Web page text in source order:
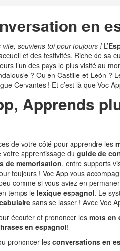
en
vite, souviens-toi pour toujours ! L’
et des festivités. Riche de sa
l’un des pays le plus visité au
? Ou en Castille-et-León ?
Cervantes ! Et c’est là que Voc
Apprends
de votre côté pour apprendre les
votre apprentissage du guide de
de mémorisation, entre supports
toujours ! Voc App vous
comme si vous aviez en
temps le lexique espagnol. Le
sans se lasser ! Avec Voc
écouter et prononcer les mots en
en espagnol!
prononcer les conversations en